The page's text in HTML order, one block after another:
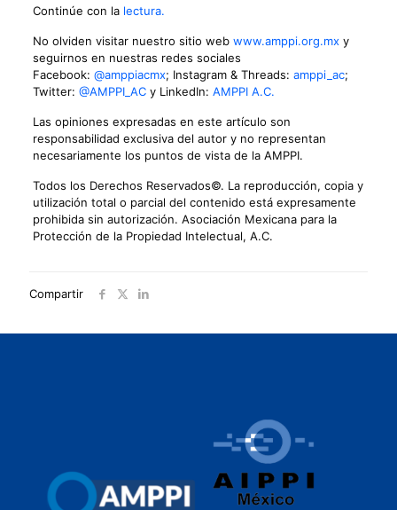
Continúe con la lectura.
No olviden visitar nuestro sitio web www.amppi.org.mxy
seguirnos en nuestras redes sociales
Facebook: @amppiacmx; Instagram & Threads: amppi_ac;
Twitter: @AMPPI_ACy LinkedIn: AMPPI A.C.
Las opiniones expresadas en este artículo son
responsabilidad exclusiva del autor y no representan
necesariamente los puntos de vista de la AMPPI.
Todos los Derechos Reservados©. La reproducción, copia y
utilización total o parcial del contenido está expresamente
prohibida sin autorización. Asociación Mexicana para la
Protección de la Propiedad Intelectual, A.C.
Compartir